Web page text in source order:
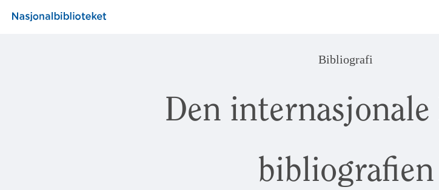
Bibliografi
Den internasjonale
bibliografien